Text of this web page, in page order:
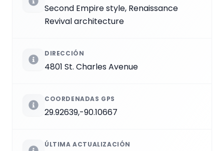
Second Empire style, Renaissance
Revival architecture
DIRECCIÓN
4801 St. Charles Avenue
COORDENADAS GPS
29.92639,-90.10667
ÚLTIMA ACTUALIZACIÓN